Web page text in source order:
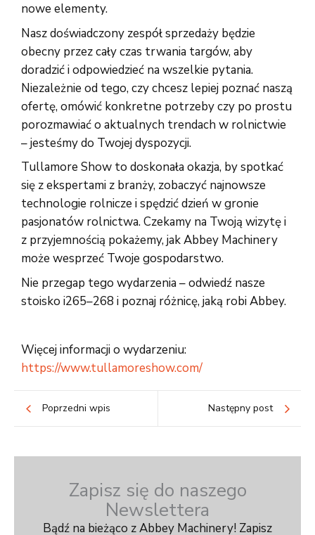
nowe elementy.
Nasz doświadczony zespół sprzedaży będzie
obecny przez cały czas trwania targów, aby
doradzić i odpowiedzieć na wszelkie pytania.
Niezależnie od tego, czy chcesz lepiej poznać naszą
ofertę, omówić konkretne potrzeby czy po prostu
porozmawiać o aktualnych trendach w rolnictwie
– jesteśmy do Twojej dyspozycji.
Tullamore Show to doskonała okazja, by spotkać
się z ekspertami z branży, zobaczyć najnowsze
technologie rolnicze i spędzić dzień w gronie
pasjonatów rolnictwa. Czekamy na Twoją wizytę i
z przyjemnością pokażemy, jak Abbey Machinery
może wesprzeć Twoje gospodarstwo.
Nie przegap tego wydarzenia – odwiedź nasze
stoisko i265–268 i poznaj różnicę, jaką robi Abbey.
Więcej informacji o wydarzeniu:
https://www.tullamoreshow.com/
Poprzedni wpis Następny post
Zapisz się do naszego
Newslettera
Bądź na bieżąco z Abbey Machinery! Zapisz